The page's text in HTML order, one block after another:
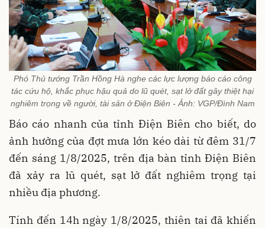
Phó Thủ tướng Trần Hồng Hà nghe các lực lượng báo cáo công
tác cứu hộ, khắc phục hậu quả do lũ quét, sạt lở đất gây thiệt hại
nghiêm trọng về người, tài sản ở Điện Biên - Ảnh: VGP/Đình Nam
Báo cáo nhanh của tỉnh Điện Biên cho biết, do
ảnh hưởng của đợt mưa lớn kéo dài từ đêm 31/7
đến sáng 1/8/2025, trên địa bàn tỉnh Điện Biên
đã xảy ra lũ quét, sạt lở đất nghiêm trọng tại
nhiều địa phương.
Tính đến 14h ngày 1/8/2025, thiên tai đã khiến